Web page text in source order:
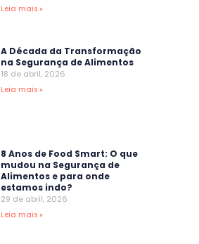
Leia mais »
A Década da Transformação
na Segurança de Alimentos
18 de abril, 2026
Leia mais »
8 Anos de Food Smart: O que
mudou na Segurança de
Alimentos e para onde
estamos indo?
29 de abril, 2026
Leia mais »